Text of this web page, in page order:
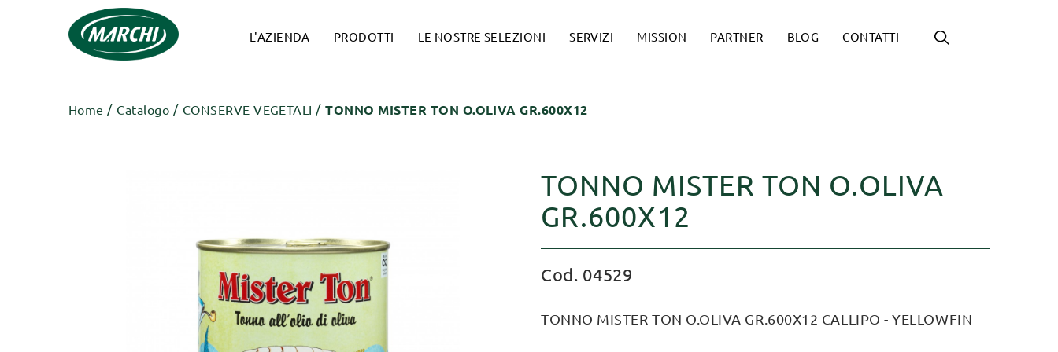
L'AZIENDA PRODOTTI LE NOSTRE SELEZIONI SERVIZI MISSION PARTNER BLOG CONTATTI
Home Catalogo CONSERVE VEGETALI TONNO MISTER TON O.OLIVA GR.600X12
TONNO MISTER TON O.OLIVA
GR.600X12
Cod. 04529
TONNO MISTER TON O.OLIVA GR.600X12 CALLIPO - YELLOWFIN